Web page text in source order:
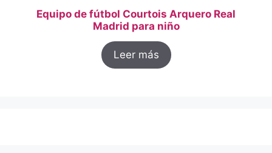
Equipo de fútbol Courtois Arquero Real
Madrid para niño
Leer más